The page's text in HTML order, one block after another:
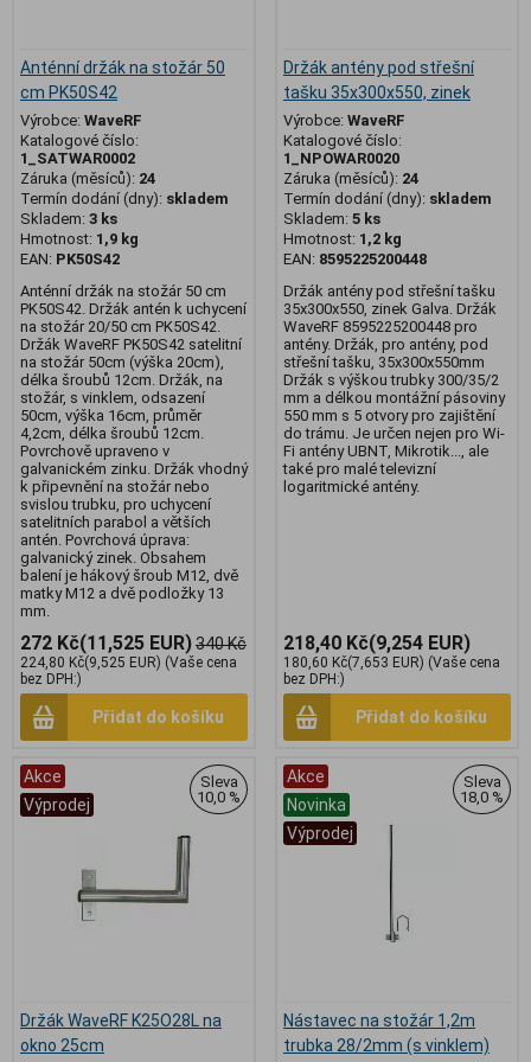
Anténní držák na stožár 50
cm PK50S42
Výrobce: WaveRF
Katalogové číslo:
1_SATWAR0002
Záruka (měsíců): 24
Termín dodání (dny): skladem
Skladem: 3 ks
Hmotnost: 1,9 kg
EAN: PK50S42
Anténní držák na stožár 50 cm
PK50S42. Držák antén k uchycení
na stožár 20/50 cm PK50S42.
Držák WaveRF PK50S42 satelitní
na stožár 50cm (výška 20cm),
délka šroubů 12cm. Držák, na
stožár, s vinklem, odsazení
50cm, výška 16cm, průměr
4,2cm, délka šroubů 12cm.
Povrchově upraveno v
galvanickém zinku. Držák vhodný
k připevnění na stožár nebo
svislou trubku, pro uchycení
satelitních parabol a větších
antén. Povrchová úprava:
galvanický zinek. Obsahem
balení je hákový šroub M12, dvě
matky M12 a dvě podložky 13
mm.
272 Kč(11,525 EUR)340 Kč
224,80 Kč(9,525 EUR) (Vaše cena
bez DPH:)
Přidat do košíku
Držák antény pod střešní
tašku 35x300x550, zinek
Výrobce: WaveRF
Katalogové číslo:
1_NPOWAR0020
Záruka (měsíců): 24
Termín dodání (dny): skladem
Skladem: 5 ks
Hmotnost: 1,2 kg
EAN: 8595225200448
Držák antény pod střešní tašku
35x300x550, zinek Galva. Držák
WaveRF 8595225200448 pro
antény. Držák, pro antény, pod
střešní tašku, 35x300x550mm
Držák s výškou trubky 300/35/2
mm a délkou montážní pásoviny
550 mm s 5 otvory pro zajištění
do trámu. Je určen nejen pro Wi-
Fi antény UBNT, Mikrotik..., ale
také pro malé televizní
logaritmické antény.
218,40 Kč(9,254 EUR)
180,60 Kč(7,653 EUR) (Vaše cena
bez DPH:)
Přidat do košíku
Akce
Výprodej
Sleva
10,0 %
Držák WaveRF K25O28L na
okno 25cm
Akce
Novinka
Výprodej
Sleva
18,0 %
Nástavec na stožár 1,2m
trubka 28/2mm (s vinklem)